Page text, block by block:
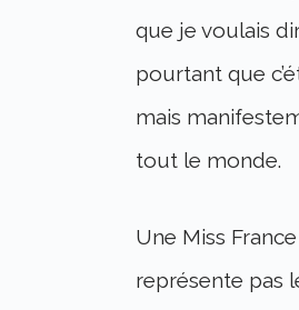
que je voulais
pourtant que
mais
tout le monde.
Une Miss
représente pas